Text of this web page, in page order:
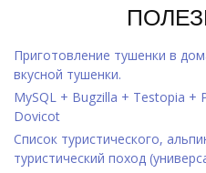
Приготовление тушенки в
вкусной тушенки.
MySQL + Bugzilla + Testopia +
Dovicot
Список туристического,
туристический поход